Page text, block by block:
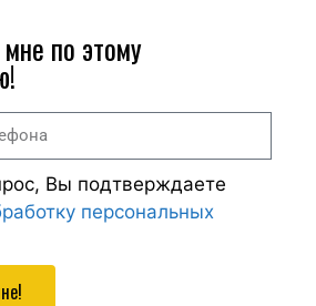
по этому
Вы подтверждаете
персональных